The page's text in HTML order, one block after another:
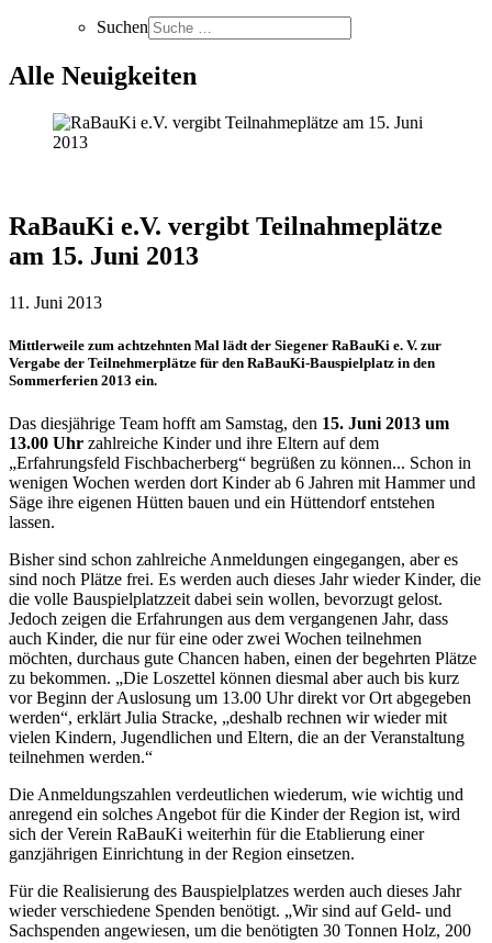
Suchen
Alle Neuigkeiten
RaBauKi e.V. vergibt Teilnahmeplätze
am 15. Juni 2013
11. Juni 2013
Mittlerweile zum achtzehnten Mal lädt der Siegener RaBauKi e. V. zur
Vergabe der Teilnehmerplätze für den RaBauKi-Bauspielplatz in den
Sommerferien 2013 ein.
Das diesjährige Team hofft am Samstag, den 15. Juni 2013 um
13.00 Uhr zahlreiche Kinder und ihre Eltern auf dem
„Erfahrungsfeld Fischbacherberg“ begrüßen zu können... Schon in
wenigen Wochen werden dort Kinder ab 6 Jahren mit Hammer und
Säge ihre eigenen Hütten bauen und ein Hüttendorf entstehen
lassen.
Bisher sind schon zahlreiche Anmeldungen eingegangen, aber es
sind noch Plätze frei. Es werden auch dieses Jahr wieder Kinder, die
die volle Bauspielplatzzeit dabei sein wollen, bevorzugt gelost.
Jedoch zeigen die Erfahrungen aus dem vergangenen Jahr, dass
auch Kinder, die nur für eine oder zwei Wochen teilnehmen
möchten, durchaus gute Chancen haben, einen der begehrten Plätze
zu bekommen. „Die Loszettel können diesmal aber auch bis kurz
vor Beginn der Auslosung um 13.00 Uhr direkt vor Ort abgegeben
werden“, erklärt Julia Stracke, „deshalb rechnen wir wieder mit
vielen Kindern, Jugendlichen und Eltern, die an der Veranstaltung
teilnehmen werden.“
Die Anmeldungszahlen verdeutlichen wiederum, wie wichtig und
anregend ein solches Angebot für die Kinder der Region ist, wird
sich der Verein RaBauKi weiterhin für die Etablierung einer
ganzjährigen Einrichtung in der Region einsetzen.
Für die Realisierung des Bauspielplatzes werden auch dieses Jahr
wieder verschiedene Spenden benötigt. „Wir sind auf Geld- und
Sachspenden angewiesen, um die benötigten 30 Tonnen Holz, 200